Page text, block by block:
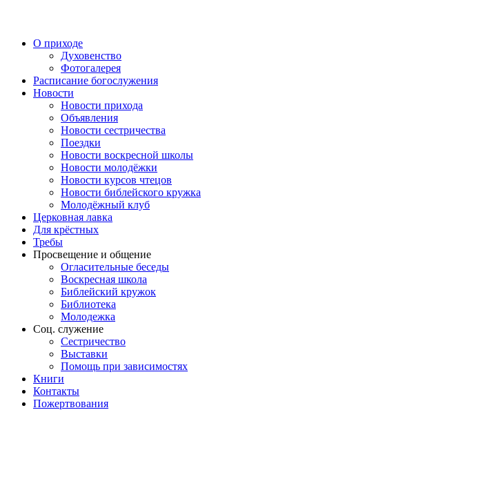
О приходе
Духовенство
Фотогалерея
Расписание богослужения
Новости
Новости прихода
Объявления
Новости сестричества
Поездки
Новости воскресной школы
Новости молодёжки
Новости курсов чтецов
Новости библейского кружка
Молодёжный клуб
Церковная лавка
Для крёстных
Требы
Просвещение и общение
Огласительные беседы
Воскресная школа
Библейский кружок
Библиотека
Молодежка
Соц. служение
Сестричество
Выставки
Помощь при зависимостях
Книги
Контакты
Пожертвования